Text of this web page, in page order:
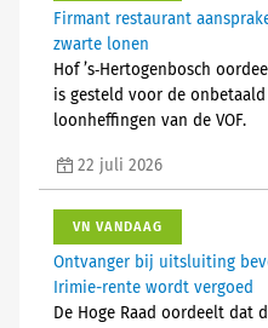
Firmant restaurant
zwarte lonen
Hof ’s‑Hertogenbosch
is gesteld voor de
loonheffingen van de VOF.
22 juli 2026
VN VANDAAG
Ontvanger bij uitsluiting
Irimie-rente wordt vergoed
De Hoge Raad oordeelt